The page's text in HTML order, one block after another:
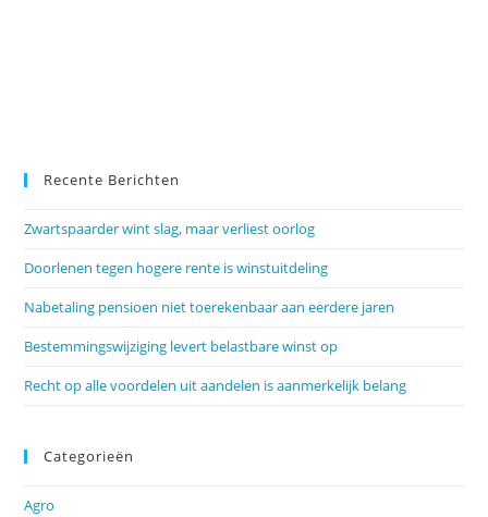
Recente Berichten
Zwartspaarder wint slag, maar verliest oorlog
Doorlenen tegen hogere rente is winstuitdeling
Nabetaling pensioen niet toerekenbaar aan eerdere jaren
Bestemmingswijziging levert belastbare winst op
Recht op alle voordelen uit aandelen is aanmerkelijk belang
Categorieën
Agro